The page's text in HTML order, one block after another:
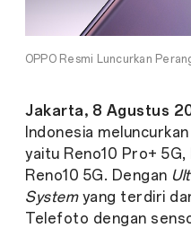
OPPO Resmi Luncurkan
Jakarta, 8 Agustus
Indonesia
yaitu Reno10 Pro+
Reno10 5G. Dengan
Systemyang terdiri
Telefoto dengan